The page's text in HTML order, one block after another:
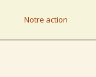
Notre action